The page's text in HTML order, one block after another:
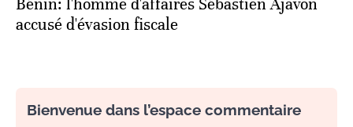
Bénin: l'homme d'affaires Sébastien Ajavon
accusé d'évasion fiscale
Bienvenue dans l’espace commentaire